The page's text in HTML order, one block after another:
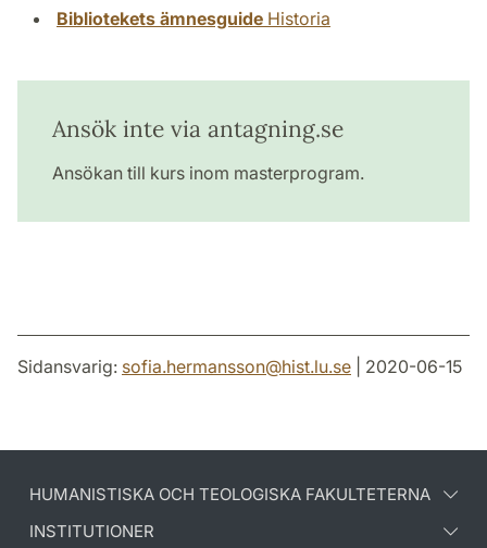
Bibliotekets ämnesguide Historia
Ansök inte via antagning.se
Ansökan till kurs inom masterprogram.
Sidansvarig: sofia.hermansson@hist.lu.se | 2020-06-15
HUMANISTISKA OCH TEOLOGISKA FAKULTETERNA
INSTITUTIONER